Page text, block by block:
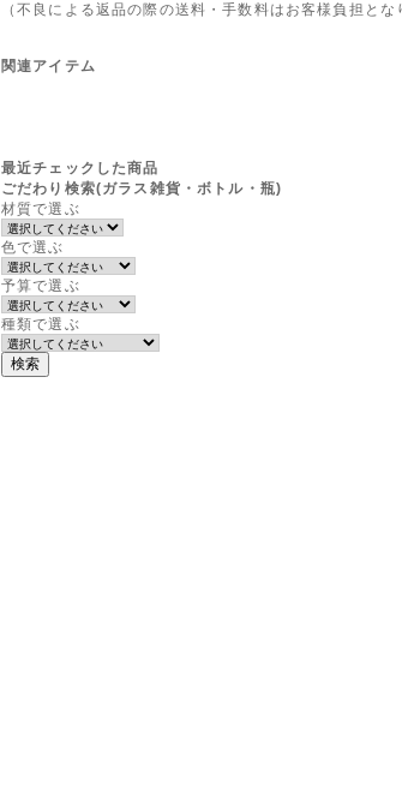
（不良による返品の際の送料・手数料はお客様負担とな
関連アイテム
最近チェックした商品
ごだわり検索(ガラス雑貨・ボトル・瓶)
材質で選ぶ
色で選ぶ
予算で選ぶ
種類で選ぶ